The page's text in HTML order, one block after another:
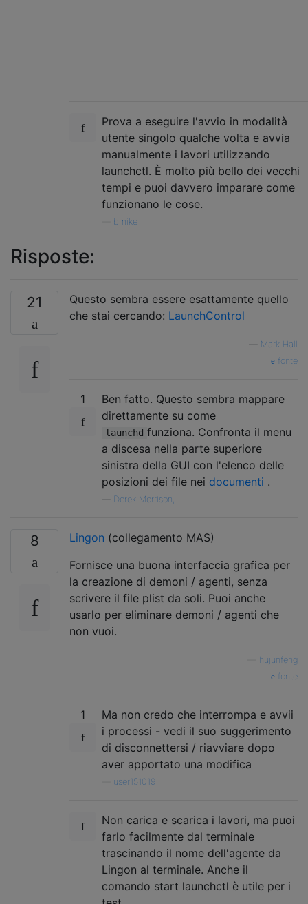
Prova a eseguire l'avvio in modalità
utente singolo qualche volta e avvia
manualmente i lavori utilizzando
launchctl. È molto più bello dei vecchi
tempi e puoi davvero imparare come
funzionano le cose.
bmike
Risposte:
21
Questo sembra essere esattamente quello
che stai cercando: LaunchControl
Mark Hall
fonte
1
Ben fatto. Questo sembra mappare
direttamente su come
launchd funziona. Confronta il menu
a discesa nella parte superiore
sinistra della GUI con l'elenco delle
posizioni dei file nei documenti .
Derek Morrison,
8 Lingon (collegamento MAS)
Fornisce una buona interfaccia grafica per
la creazione di demoni / agenti, senza
scrivere il file plist da soli. Puoi anche
usarlo per eliminare demoni / agenti che
non vuoi.
hujunfeng
fonte
1
Ma non credo che interrompa e avvii
i processi - vedi il suo suggerimento
di disconnettersi / riavviare dopo
aver apportato una modifica
user151019
Non carica e scarica i lavori, ma puoi
farlo facilmente dal terminale
trascinando il nome dell'agente da
Lingon al terminale. Anche il
comando start launchctl è utile per i